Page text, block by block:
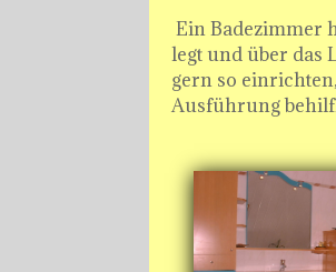
Ein Badezimmer
legt und über das
gern so
Ausführung